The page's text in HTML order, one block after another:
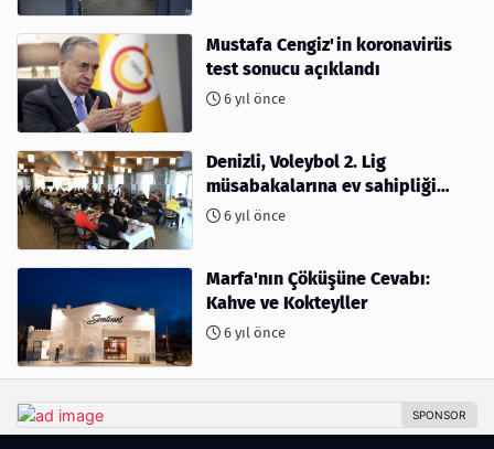
Mustafa Cengiz'in koronavirüs
test sonucu açıklandı
6 yıl önce
Denizli, Voleybol 2. Lig
müsabakalarına ev sahipliği
yapıyor
6 yıl önce
Marfa'nın Çöküşüne Cevabı:
Kahve ve Kokteyller
6 yıl önce